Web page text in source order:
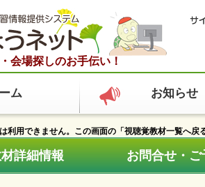
会場探しのお手伝い！
ム お知らせ
用できません。この画面の「視聴覚教材一覧へ戻
材詳細情報 お問合せ・ご予